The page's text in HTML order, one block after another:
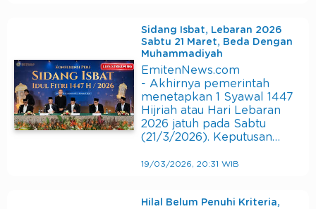
Sidang Isbat, Lebaran 2026
Sabtu 21 Maret, Beda Dengan
Muhammadiyah
EmitenNews.com
- Akhirnya pemerintah
menetapkan 1 Syawal 1447
Hijriah atau Hari Lebaran
2026 jatuh pada Sabtu
(21/3/2026). Keputusan…
19/03/2026, 20:31 WIB
Hilal Belum Penuhi Kriteria,